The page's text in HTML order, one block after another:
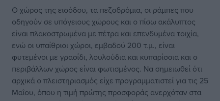
Ο χώρος της εισόδου, τα πεζοδρόμια, οι ράμπες που
οδηγούν σε υπόγειους χώρους και ο πίσω ακάλυπτος
είναι πλακοστρωμένα με πέτρα και επενδυμένα τοιχία,
ενώ οι υπαίθριοι χώροι, εμβαδού 200 τ.μ., είναι
φυτεμένοι με γρασίδι, λουλούδια και κυπαρίσσια και ο
περιβάλλων χώρος είναι φωτισμένος. Να σημειωθεί ότι
αρχικά ο πλειστηριασμός είχε προγραμματιστεί για τις 25
Μαΐου, όπου η τιμή πρώτης προσφοράς ανερχόταν στα